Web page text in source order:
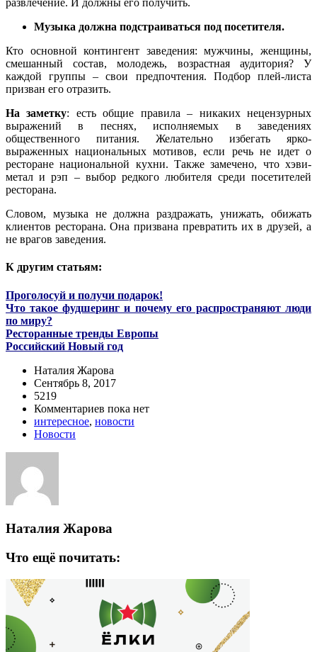
развлечение. И должны его получить.
Музыка должна подстраиваться под посетителя.
Кто основной контингент заведения: мужчины, женщины,
смешанный состав, молодежь, возрастная аудитория? У
каждой группы – свои предпочтения. Подбор плей-листа
призван его отразить.
На заметку: есть общие правила – никаких нецензурных
выражений в песнях, исполняемых в заведениях
общественного питания. Желательно избегать ярко-
выраженных национальных мотивов, если речь не идет о
ресторане национальной кухни. Также замечено, что хэви-
метал и рэп – выбор редкого любителя среди посетителей
ресторана.
Словом, музыка не должна раздражать, унижать, обижать
клиентов ресторана. Она призвана превратить их в друзей, а
не врагов заведения.
К другим статьям:
Проголосуй и получи подарок!
Что такое фудшеринг и почему его распространяют люди
по миру?
Ресторанные тренды Европы
Российский Новый год
Наталия Жарова
Сентябрь 8, 2017
5219
Комментариев пока нет
интересное, новости
Новости
Наталия Жарова
Что ещё почитать: